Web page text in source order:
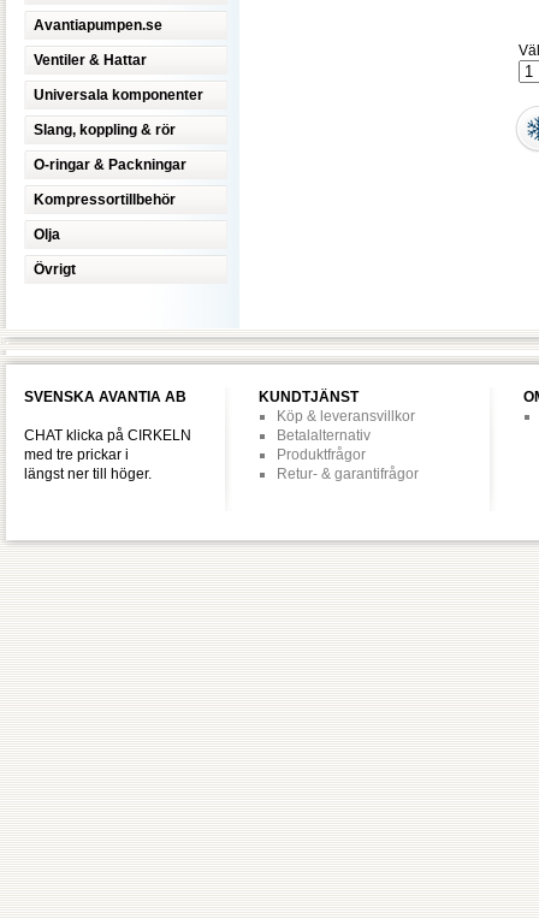
Avantiapumpen.se
Ventiler & Hattar
Universala komponenter
Slang, koppling & rör
O-ringar & Packningar
Kompressortillbehör
Olja
Övrigt
SVENSKA AVANTIA AB
CHAT klicka på CIRKELN
med tre prickar i
längst ner till höger.
KUNDTJÄNST
Köp & leveransvillkor
Betalalternativ
Produktfrågor
Retur- & garantifrågor